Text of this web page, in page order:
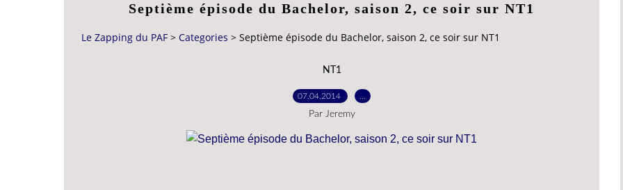
Septième épisode du Bachelor, saison 2, ce soir sur NT1
Le Zapping du PAF > Categories > Septième épisode du Bachelor, saison 2, ce soir sur NT1
NT1
07.04.2014
Par Jeremy